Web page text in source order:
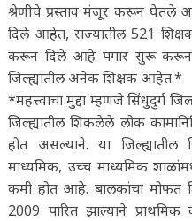
श्रेणीचे प्रस्ताव मंजूर करून घेतले
दिले आहेत, राज्यातील 521
करून दिले आहे पगार सुरू करून
जिल्ह्यातील अनेक शिक्षक आहेत.*
*महत्त्वाचा मुद्दा म्हणजे सिंधुदुर्ग
जिल्ह्यातील शिकलेले लोक
होत असल्याने. या जिल्ह्यातील
माध्यमिक, उच्च माध्यमिक
कमी होत आहे. बालकांचा मोफत
2009 पारित झाल्याने